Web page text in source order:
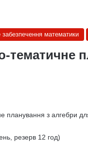
математики
тематичне
планування з алгебри
резерв 12 год)